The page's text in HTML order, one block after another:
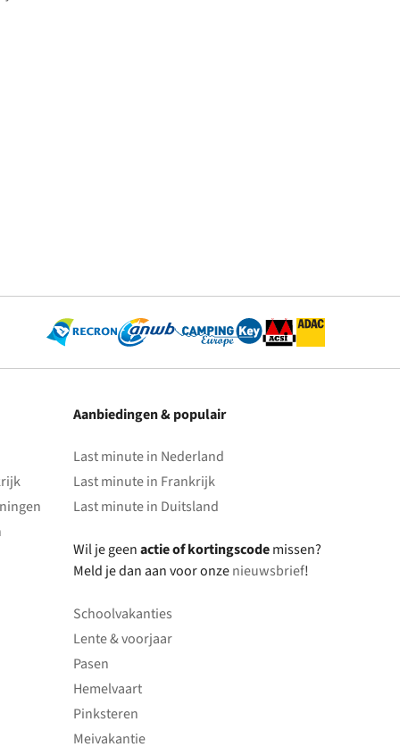
Aanbiedingen & populair
Last minute in Nederland
Last minute in Frankrijk
Last minute in Duitsland
Wil je geenactie of kortingscodemissen?
Meld je dan aan voor onzenieuwsbrief!
Schoolvakanties
Lente & voorjaar
Pasen
Hemelvaart
Pinksteren
Meivakantie